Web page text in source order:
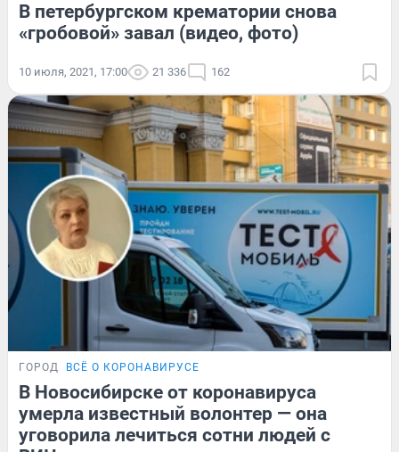
В петербургском крематории снова
«гробовой» завал (видео, фото)
10 июля, 2021, 17:00 21 336 162
ГОРОД ВСЁ О КОРОНАВИРУСЕ
В Новосибирске от коронавируса
умерла известный волонтер — она
уговорила лечиться сотни людей с